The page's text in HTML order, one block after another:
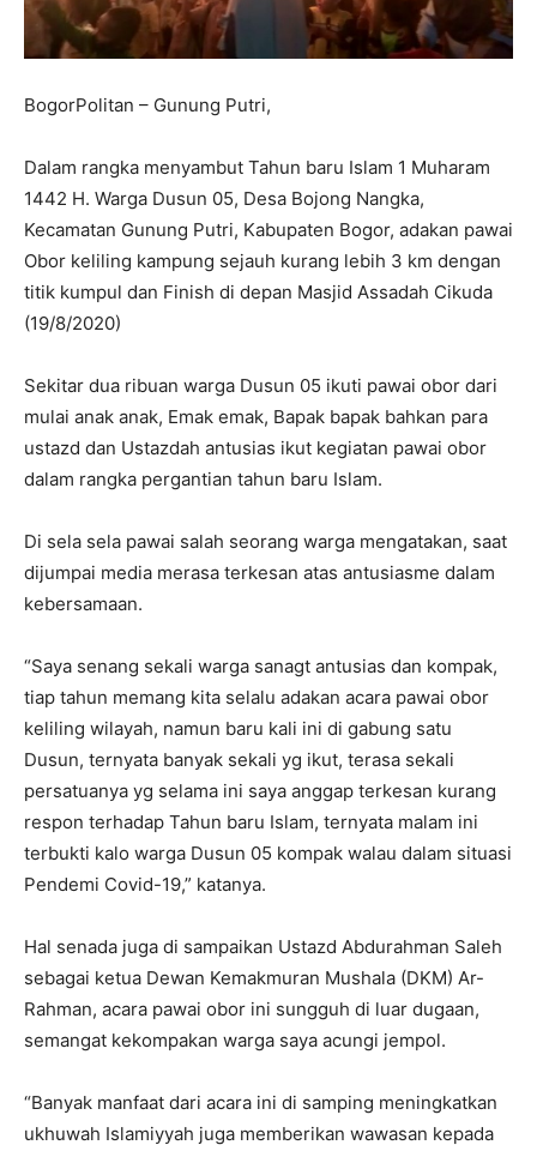
BogorPolitan – Gunung Putri,
Dalam rangka menyambut Tahun baru Islam 1 Muharam
1442 H. Warga Dusun 05, Desa Bojong Nangka,
Kecamatan Gunung Putri, Kabupaten Bogor, adakan pawai
Obor keliling kampung sejauh kurang lebih 3 km dengan
titik kumpul dan Finish di depan Masjid Assadah Cikuda
(19/8/2020)
Sekitar dua ribuan warga Dusun 05 ikuti pawai obor dari
mulai anak anak, Emak emak, Bapak bapak bahkan para
ustazd dan Ustazdah antusias ikut kegiatan pawai obor
dalam rangka pergantian tahun baru Islam.
Di sela sela pawai salah seorang warga mengatakan, saat
dijumpai media merasa terkesan atas antusiasme dalam
kebersamaan.
“Saya senang sekali warga sanagt antusias dan kompak,
tiap tahun memang kita selalu adakan acara pawai obor
keliling wilayah, namun baru kali ini di gabung satu
Dusun, ternyata banyak sekali yg ikut, terasa sekali
persatuanya yg selama ini saya anggap terkesan kurang
respon terhadap Tahun baru Islam, ternyata malam ini
terbukti kalo warga Dusun 05 kompak walau dalam situasi
Pendemi Covid-19,” katanya.
Hal senada juga di sampaikan Ustazd Abdurahman Saleh
sebagai ketua Dewan Kemakmuran Mushala (DKM) Ar-
Rahman, acara pawai obor ini sungguh di luar dugaan,
semangat kekompakan warga saya acungi jempol.
“Banyak manfaat dari acara ini di samping meningkatkan
ukhuwah Islamiyyah juga memberikan wawasan kepada